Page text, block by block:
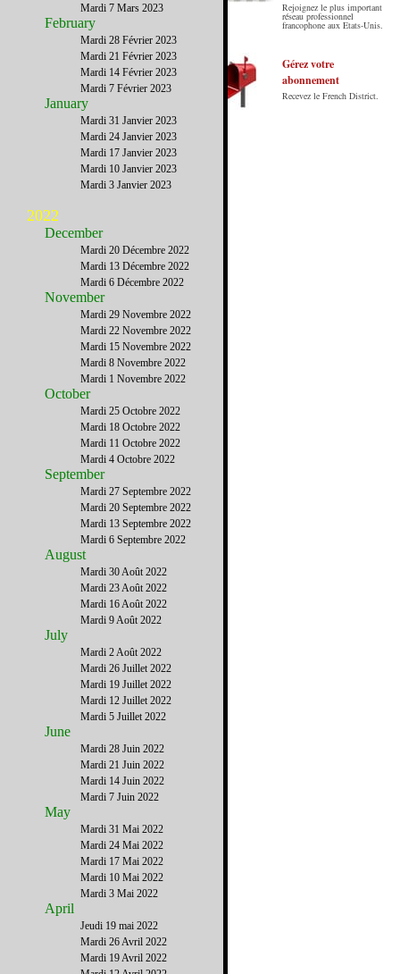
Le French District est le premier guide sur
internet en Français sur les Etats-Unis.
Notre principe : Le meilleur des Etats-Unis
par ceux qui y vivent.
Rejoignez le plus important
réseau professionnel
francophone aux Etats-Unis.
Gérez votre
abonnement
Recevez le French District.
Mardi 7 Mars 2023
February
Mardi 28 Février 2023
Mardi 21 Février 2023
Mardi 14 Février 2023
Mardi 7 Février 2023
January
Mardi 31 Janvier 2023
Mardi 24 Janvier 2023
Mardi 17 Janvier 2023
Mardi 10 Janvier 2023
Mardi 3 Janvier 2023
2022
December
Mardi 20 Décembre 2022
Mardi 13 Décembre 2022
Mardi 6 Décembre 2022
November
Mardi 29 Novembre 2022
Mardi 22 Novembre 2022
Mardi 15 Novembre 2022
Mardi 8 Novembre 2022
Mardi 1 Novembre 2022
October
Mardi 25 Octobre 2022
Mardi 18 Octobre 2022
Mardi 11 Octobre 2022
Mardi 4 Octobre 2022
September
Mardi 27 Septembre 2022
Mardi 20 Septembre 2022
Mardi 13 Septembre 2022
Mardi 6 Septembre 2022
August
Mardi 30 Août 2022
Mardi 23 Août 2022
Mardi 16 Août 2022
Mardi 9 Août 2022
July
Mardi 2 Août 2022
Mardi 26 Juillet 2022
Mardi 19 Juillet 2022
Mardi 12 Juillet 2022
Mardi 5 Juillet 2022
June
Mardi 28 Juin 2022
Mardi 21 Juin 2022
Mardi 14 Juin 2022
Mardi 7 Juin 2022
May
Mardi 31 Mai 2022
Mardi 24 Mai 2022
Mardi 17 Mai 2022
Mardi 10 Mai 2022
Mardi 3 Mai 2022
April
Jeudi 19 mai 2022
Mardi 26 Avril 2022
Mardi 19 Avril 2022